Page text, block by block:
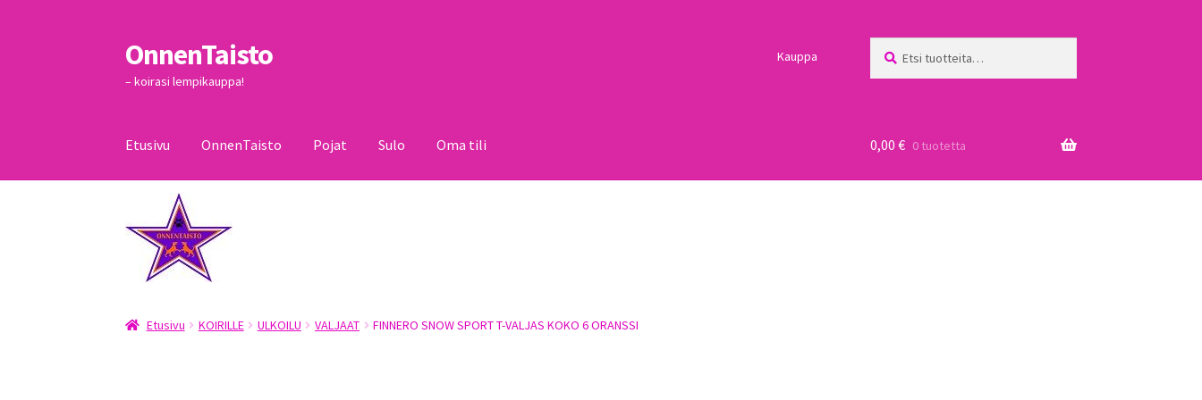
Siirry
navigointiin
Siirry
sisältöön
OnnenTaisto
– koirasi lempikauppa!
Kauppa
Etusivu OnnenTaisto Pojat Sulo Oma tili
Kassa
0,00 € 0 tuotetta
Etusivu KOIRILLE ULKOILU VALJAAT FINNERO SNOW SPORT T-VALJAS KOKO 6 ORANSSI